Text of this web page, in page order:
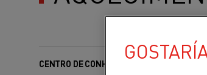
CENTRO DE CONHECIMENTO